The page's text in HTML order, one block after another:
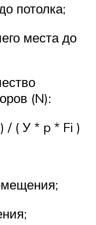
потолка;
места до
(N):
/ ( У * p * Fi )